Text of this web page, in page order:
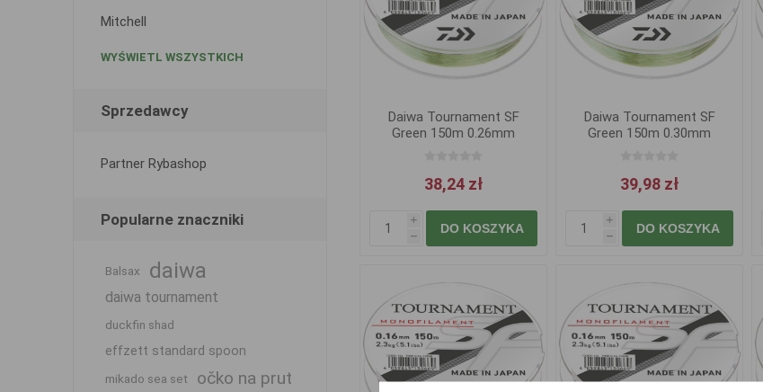
Daiwa Tournament SF
Green 150m 0.26mm
38,24 zł
i
h
DO KOSZYKA
Daiwa Tournament SF
Green 150m 0.30mm
39,98 zł
i
h
DO KOSZYKA
Mitchell
WYŚWIETL WSZYSTKICH
Sprzedawcy
Partner Rybashop
Popularne znaczniki
Balsax daiwa
daiwa tournament
duckfin shad
effzett standard spoon
mikado sea set očko na prut